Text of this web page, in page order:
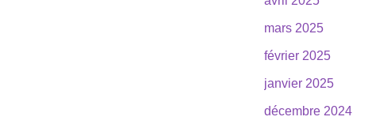
mars 2025
février 2025
janvier 2025
décembre 2024